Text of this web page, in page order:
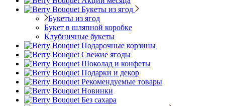
Букеты из ягод
Букеты из ягод
Букет в шляпной коробке
Клубничные букеты
Подарочные корзины
Свежие ягоды
Шоколад и конфеты
Подарки и декор
Рекомендуемые товары
Новинки
Без сахара